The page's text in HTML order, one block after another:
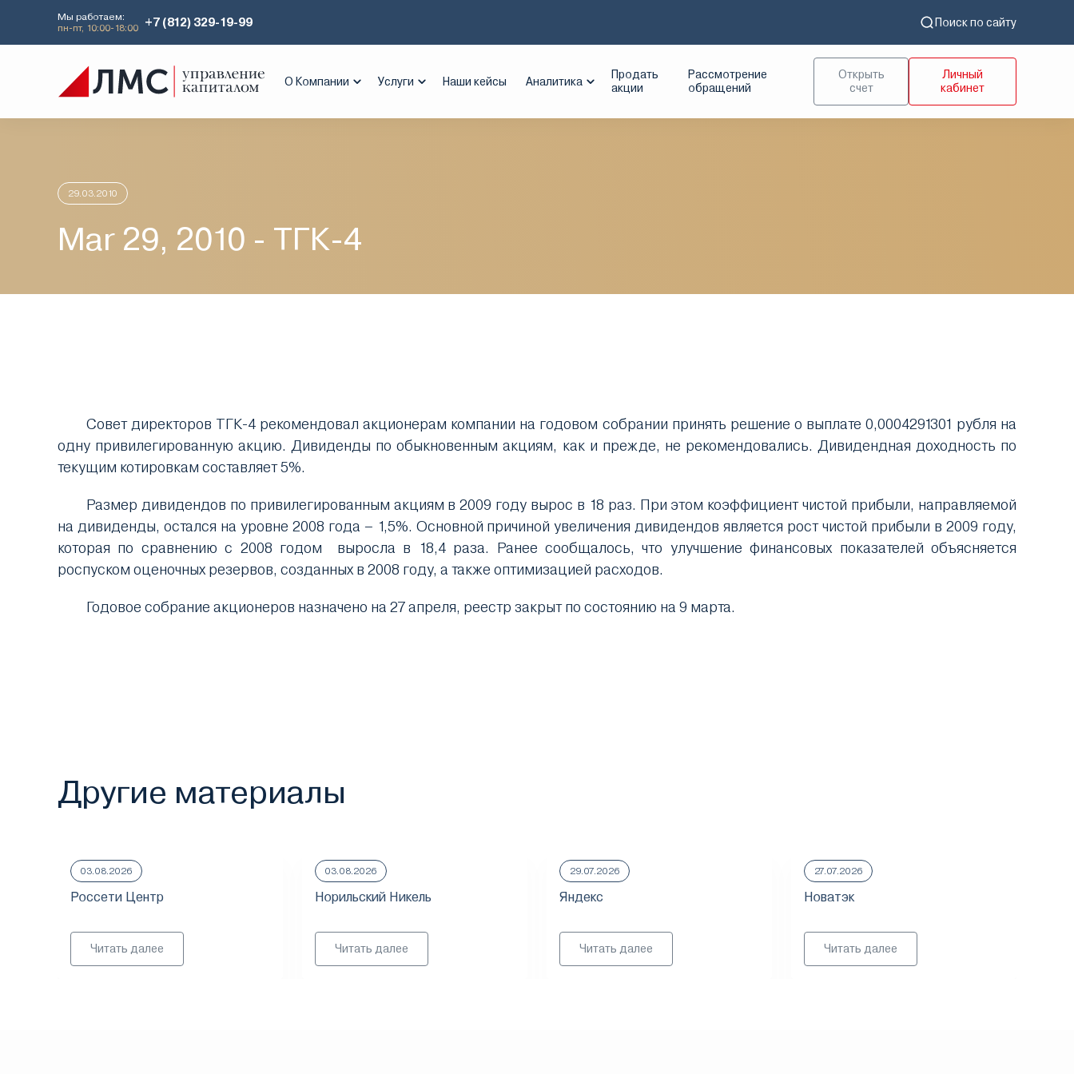
Мы работаем:
пн-пт, 10:00-18:00
+7 (812) 329-19-99 Поиск по сайту
О Компании Услуги Наши кейсы Аналитика
Продать
акции
Рассмотрение
обращений
Открыть
счет
Личный
кабинет
Главная Аналитика Идеи дня Mar 29, 2010 - ТГК-4
29.03.2010
Mar 29, 2010 - ТГК-4
Совет директоров ТГК-4 рекомендовал акционерам компании на годовом собрании принять решение о выплате 0,0004291301 рубля на
одну привилегированную акцию. Дивиденды по обыкновенным акциям, как и прежде, не рекомендовались. Дивидендная доходность по
текущим котировкам составляет 5%.
Размер дивидендов по привилегированным акциям в 2009 году вырос в 18 раз. При этом коэффициент чистой прибыли, направляемой
на дивиденды, остался на уровне 2008 года – 1,5%. Основной причиной увеличения дивидендов является рост чистой прибыли в 2009 году,
которая по сравнению с 2008 годом
выросла в 18,4 раза. Ранее сообщалось, что улучшение финансовых показателей объясняется
роспуском оценочных резервов, созданных в 2008 году, а также оптимизацией расходов.
Годовое собрание акционеров назначено на 27 апреля, реестр закрыт по состоянию на 9 марта.
Другие материалы
03.08.2026
Россети Центр
Читать далее
03.08.2026
Норильский Никель
Читать далее
29.07.2026
Яндекс
Читать далее
27.07.2026
Новатэк
Читать далее